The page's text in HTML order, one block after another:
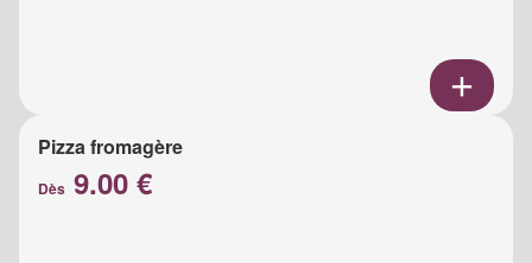
Pizza fromagère
Dès 9.00 €